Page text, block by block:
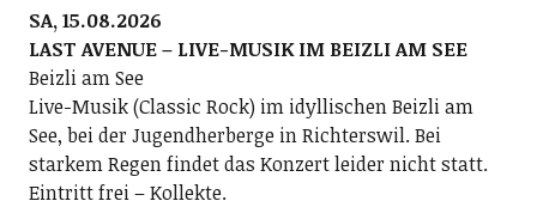
SA, 15.08.2026
LAST AVENUE – LIVE-MUSIK IM BEIZLI AM SEE
Beizli am See
Live-Musik (Classic Rock) im idyllischen Beizli am
See, bei der Jugendherberge in Richterswil. Bei
starkem Regen findet das Konzert leider nicht statt.
Eintritt frei – Kollekte.